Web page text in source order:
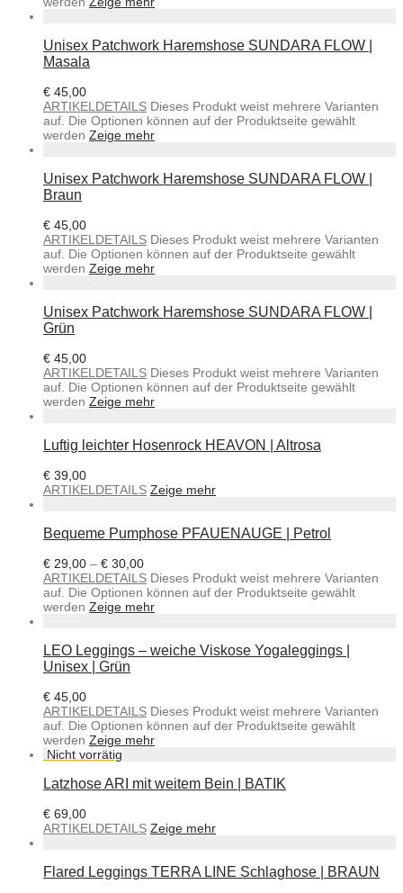
Unisex Patchwork Haremshose SUNDARA FLOW |
Masala
€ 45,00
ARTIKELDETAILS Dieses Produkt weist mehrere Varianten
auf. Die Optionen können auf der Produktseite gewählt
werden Zeige mehr
Unisex Patchwork Haremshose SUNDARA FLOW |
Braun
€ 45,00
ARTIKELDETAILS Dieses Produkt weist mehrere Varianten
auf. Die Optionen können auf der Produktseite gewählt
werden Zeige mehr
Unisex Patchwork Haremshose SUNDARA FLOW |
Grün
€ 45,00
ARTIKELDETAILS Dieses Produkt weist mehrere Varianten
auf. Die Optionen können auf der Produktseite gewählt
werden Zeige mehr
Luftig leichter Hosenrock HEAVON | Altrosa
€ 39,00
ARTIKELDETAILS Zeige mehr
Bequeme Pumphose PFAUENAUGE | Petrol
€ 29,00 – € 30,00
ARTIKELDETAILS Dieses Produkt weist mehrere Varianten
auf. Die Optionen können auf der Produktseite gewählt
werden Zeige mehr
LEO Leggings – weiche Viskose Yogaleggings |
Unisex | Grün
€ 45,00
ARTIKELDETAILS Dieses Produkt weist mehrere Varianten
auf. Die Optionen können auf der Produktseite gewählt
werden Zeige mehr
Latzhose ARI mit weitem Bein | BATIK
€ 69,00
ARTIKELDETAILS Zeige mehr
Flared Leggings TERRA LINE Schlaghose | BRAUN